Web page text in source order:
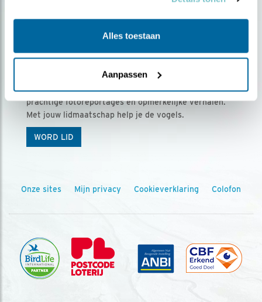
Alles toestaan
Aanpassen
Ontvang 5 x Vogels voor € 36,00 per jaar
Vogels is het tijdschrift voor onze leden, met
prachtige fotoreportages en opmerkelijke verhalen.
Met jouw lidmaatschap help je de vogels.
WORD LID
Onze sites Mijn privacy Cookieverklaring Colofon